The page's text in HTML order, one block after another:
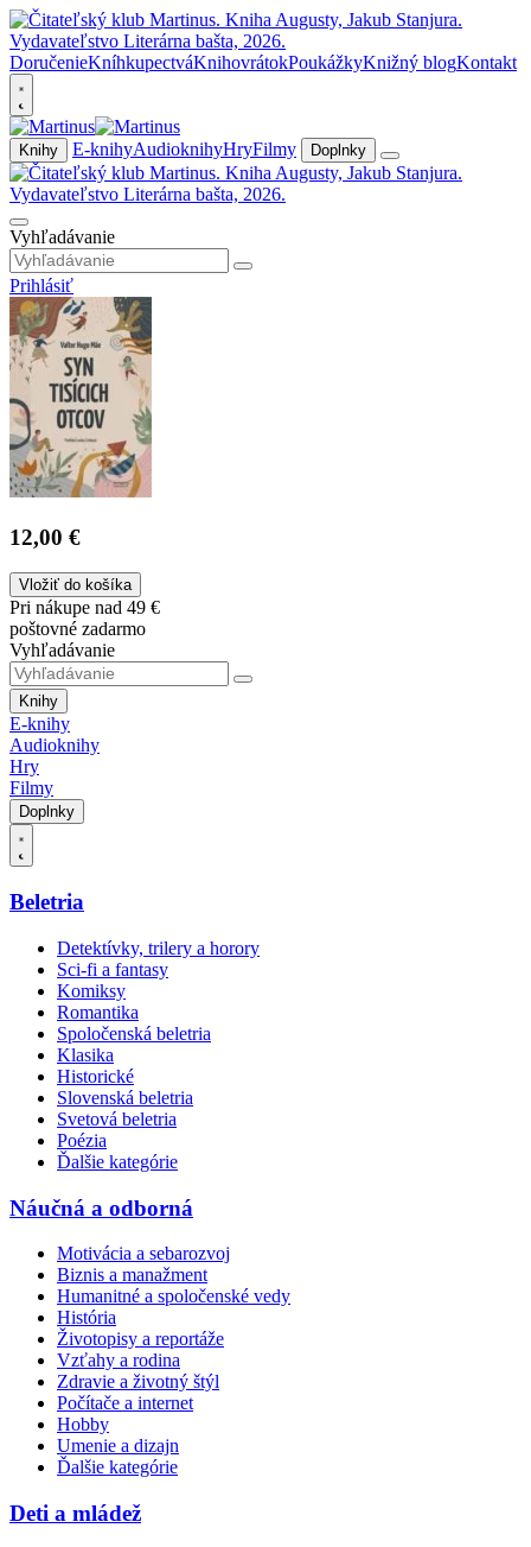
DoručenieKníhkupectváKnihovrátokPoukážkyKnižný blogKontakt
Knihy E-knihyAudioknihyHryFilmy Doplnky
Vyhľadávanie
Prihlásiť
12,00 €
Vložiť do košíka
Pri nákupe nad 49 €
poštovné zadarmo
Vyhľadávanie
Knihy
E-knihy
Audioknihy
Hry
Filmy
Doplnky
Beletria
Detektívky, trilery a horory
Sci-fi a fantasy
Komiksy
Romantika
Spoločenská beletria
Klasika
Historické
Slovenská beletria
Svetová beletria
Poézia
Ďalšie kategórie
Náučná a odborná
Motivácia a sebarozvoj
Biznis a manažment
Humanitné a spoločenské vedy
História
Životopisy a reportáže
Vzťahy a rodina
Zdravie a životný štýl
Počítače a internet
Hobby
Umenie a dizajn
Ďalšie kategórie
Deti a mládež